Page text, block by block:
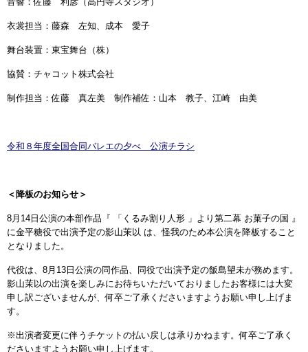
衣裳担当：藤森 左知、成本 愛子
舞台装置：東宝舞台（株）
協賛：チャコット株式会社
制作担当：佐藤 真左美 制作補佐：山本 教子、江崎 由美
令和８年度全国合同バレエの夕べ 公演チラシ
＜降板のお知らせ＞
8月14日公演の本部作品『 「くるみ割り人形 」より第二幕 お菓子の国 』
に金平糖役で出演予定の影山茉以 は、怪我のため本公演を降板すること
となりました。
代役は、8月13日公演の同作品、同役で出演予定の飯島望未が務めます。
影山茉以の出演を楽しみにお待ちいただいておりましたお客様には大変
申し訳ございませんが、何卒ご了承くださいますようお願い申し上げま
す。
※出演者変更に伴うチケットの払い戻しは承りかねます。何卒ご了承く
ださいますようお願い申し上げます。